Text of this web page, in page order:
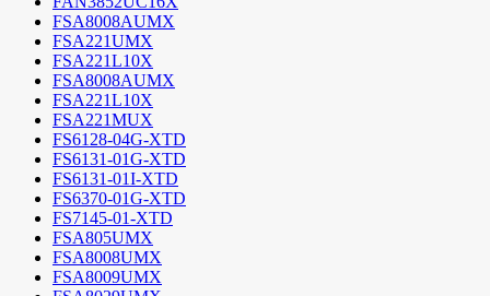
FSA8008AUMX
FSA221UMX
FSA221L10X
FSA8008AUMX
FSA221L10X
FSA221MUX
FS6128-04G-XTD
FS6131-01G-XTD
FS6131-01I-XTD
FS6370-01G-XTD
FS7145-01-XTD
FSA805UMX
FSA8008UMX
FSA8009UMX